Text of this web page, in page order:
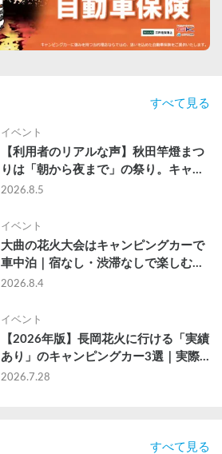
すべて見る
イベント
【利用者のリアルな声】秋田竿燈まつ
りは「朝から夜まで」の祭り。キャン
ピングカーで行った2組の記録
2026.8.5
イベント
大曲の花火大会はキャンピングカーで
車中泊｜宿なし・渋滞なしで楽しむ
2026年完全ガイド
2026.8.4
イベント
【2026年版】長岡花火に行ける「実績
あり」のキャンピングカー3選｜実際
に利用したゲストのレビュー付き
2026.7.28
すべて見る